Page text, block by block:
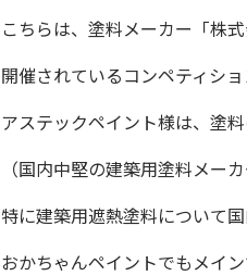
こちらは、塗料メーカー「株
開催されているコンペティショ
アステックペイント様は、塗
（国内中堅の建築用塗料メーカ
特に建築用遮熱塗料について
おかちゃんペイントでもメイ